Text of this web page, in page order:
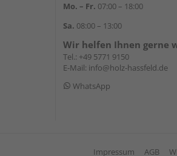
Mo. – Fr. 07:00 – 18:00
Sa. 08:00 – 13:00
Wir helfen Ihnen gerne
Tel.: +49 5771 9150
E-Mail: info@holz-hassfeld.de
WhatsApp
Impressum AGB